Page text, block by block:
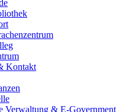
Kontakt
Verwaltung & E-Government